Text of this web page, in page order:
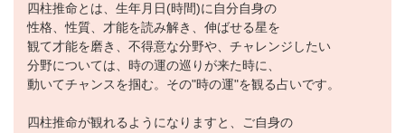
四柱推命とは、生年月日(時間)に自分自身の
性格、性質、才能を読み解き、伸ばせる星を
観て才能を磨き、不得意な分野や、チャレンジしたい
分野については、時の運の巡りが来た時に、
動いてチャンスを掴む。その"時の運"を観る占いです。
四柱推命が観れるようになりますと、ご自身の